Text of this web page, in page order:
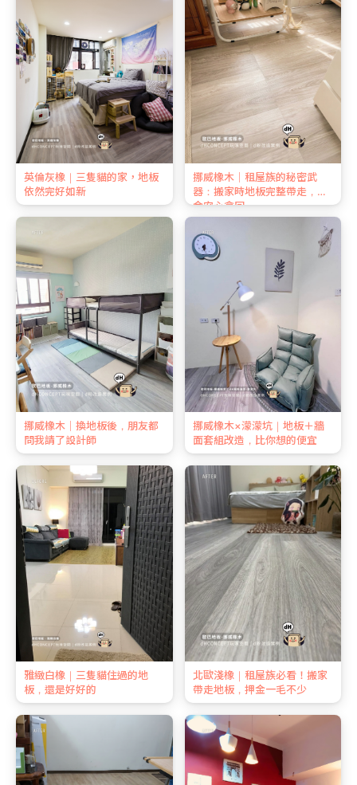
英倫灰橡｜三隻貓的家，地板
依然完好如新
挪威橡木｜租屋族的秘密武
器：搬家時地板完整帶走，押
金安心拿回
挪威橡木｜換地板後，朋友都
問我請了設計師
挪威橡木×濛濛坑｜地板＋牆
面套組改造，比你想的便宜
雅緻白橡｜三隻貓住過的地
板，還是好好的
北歐淺橡｜租屋族必看！搬家
帶走地板，押金一毛不少